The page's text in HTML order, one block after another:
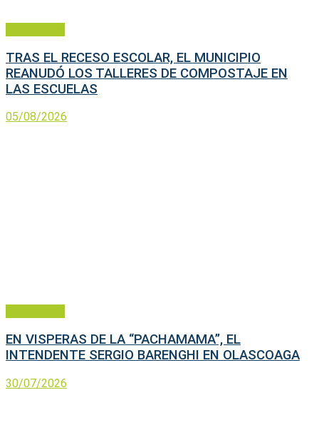
TRAS EL RECESO ESCOLAR, EL MUNICIPIO
REANUDÓ LOS TALLERES DE COMPOSTAJE EN
LAS ESCUELAS
05/08/2026
EN VISPERAS DE LA “PACHAMAMA”, EL
INTENDENTE SERGIO BARENGHI EN OLASCOAGA
30/07/2026